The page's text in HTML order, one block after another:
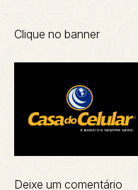
Clique no banner
Deixe um comentário